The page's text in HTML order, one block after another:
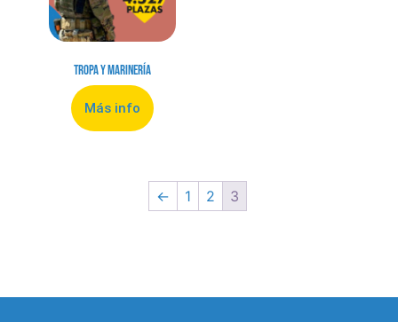
Tropa y Marinería
Más info
← 1 2 3